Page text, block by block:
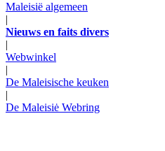
Maleisië algemeen
|
Nieuws en faits divers
|
Webwinkel
|
De Maleisische keuken
|
De Maleisiė Webring